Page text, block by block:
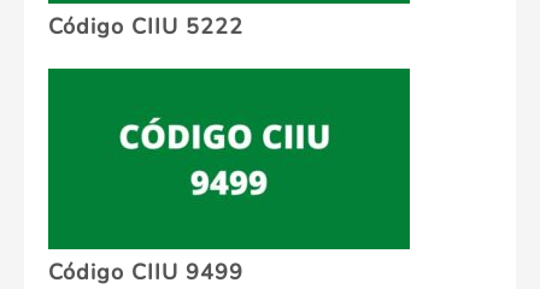
Código CIIU 5222
Código CIIU 9499